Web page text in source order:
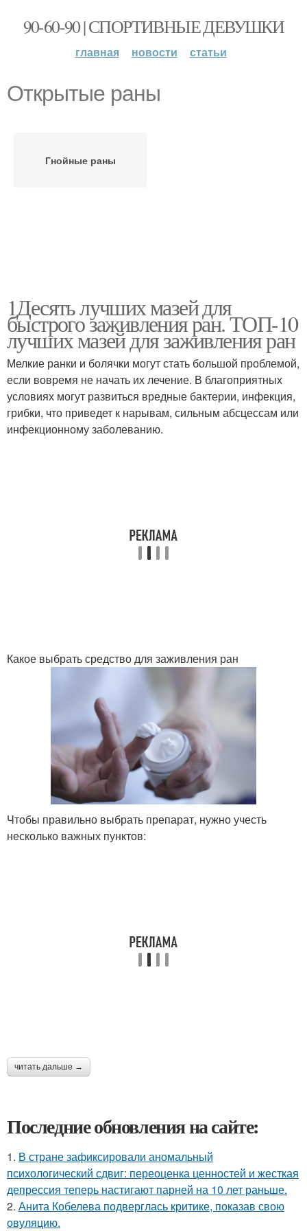
90-60-90 | СПОРТИВНЫЕ ДЕВУШКИ
главная новости статьи
Открытые раны
Гнойные раны
1Десять лучших мазей для
быстрого заживления ран. ТОП-10
лучших мазей для заживления ран
Мелкие ранки и болячки могут стать большой проблемой,
если вовремя не начать их лечение. В благоприятных
условиях могут развиться вредные бактерии, инфекция,
грибки, что приведет к нарывам, сильным абсцессам или
инфекционному заболеванию.
Какое выбрать средство для заживления ран
Чтобы правильно выбрать препарат, нужно учесть
несколько важных пунктов:
читать дальше →
Последние обновления на сайте:
1. В стране зафиксировали аномальный
психологический сдвиг: переоценка ценностей и жесткая
депрессия теперь настигают парней на 10 лет раньше.
2. Анита Кобелева подверглась критике, показав свою
овуляцию.